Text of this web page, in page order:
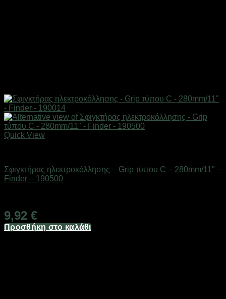
Quick View
Σφιγκτήρας ηλεκτροκόλλησης – Grip τύπου C – 280mm/11″ –
Finder – 190500
9,92 €
Προσθήκη στο καλάθι